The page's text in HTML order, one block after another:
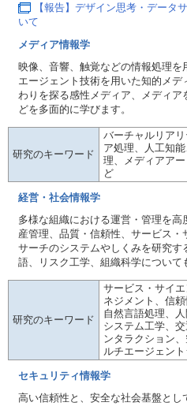
【報告】デザイン思考・データ
いて
メディア情報学
映像、音響、触覚などの情報処理
エージェント技術を用いた知的メ
わりを探る感性メディア、メディ
どを多面的に学びます。
研究のキーワード
バーチャルリア
ア処理、人工知
理、メディアア
ど
経営・社会情報学
多様な組織における運営・管理を
産管理、品質・信頼性、サービス・
サーチのシステムやしくみを研究
語、リスク工学、組織科学について
研究のキーワード
サービス・サイ
ネジメント、信
自然言語処理、
システム工学、
ンタラクション
ルチエージェン
セキュリティ情報学
高い信頼性と、安全な社会基盤と